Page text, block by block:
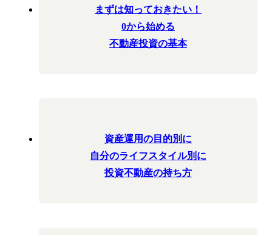
まずは知っておきたい！
0から始める
不動産投資の基本
資産運用の目的別に
自分のライフスタイル別に
投資不動産の持ち方